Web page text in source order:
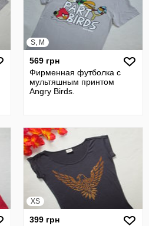
S, M
569 грн
Фирменная футболка с
мультяшным принтом
Angry Birds.
XS
399 грн